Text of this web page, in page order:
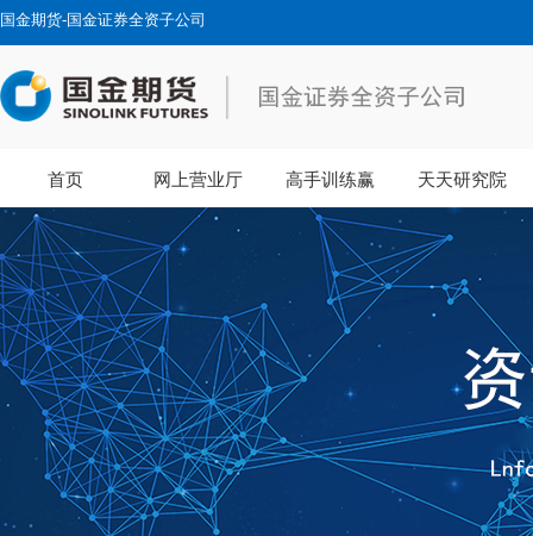
国金期货-国金证券全资子公司
首页 网上营业厅 高手训练赢 天天研究院